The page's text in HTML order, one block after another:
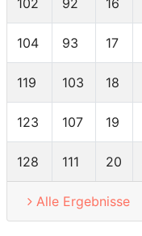
102 92 16
104 93 17
119 103 18
123 107 19
128 111 20
Alle Ergebnisse